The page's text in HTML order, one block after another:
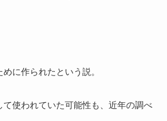
に作られたという説。
使われていた可能性も、近年の調べ